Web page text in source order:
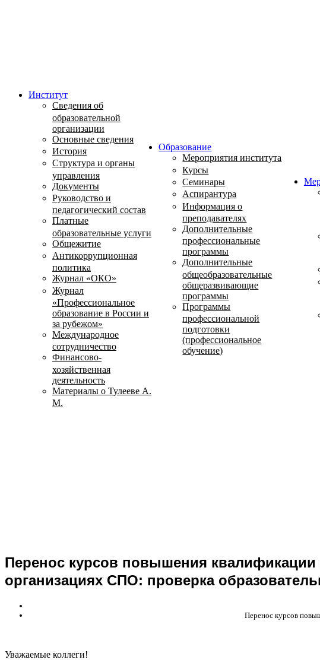
Институт
Сведения об
образовательной
организации
Основные сведения
История
Структура и органы
управления
Документы
Руководство и
педагогический состав
Платные
образовательные услуги
Общежитие
Антикоррупционная
политика
Журнал «ОКО»
Журнал
«Профессиональное
образование в России и
за рубежом»
Международное
сотрудничество
Финансово-
хозяйственная
деятельность
Материалы о Тулееве А.
М.
Образование
Мероприятия института
Курсы
Семинары
Аспирантура
Информация о
преподавателях
Дополнительные
профессиональные
программы
Дополнительные
общеобразовательные
общеразвивающие
программы
Программы
профессиональной
подготовки
(профессиональное
обучение)
Перенос курсов повышения
организациях СПО: проверка
Перенос курсов
Уважаемые коллеги!